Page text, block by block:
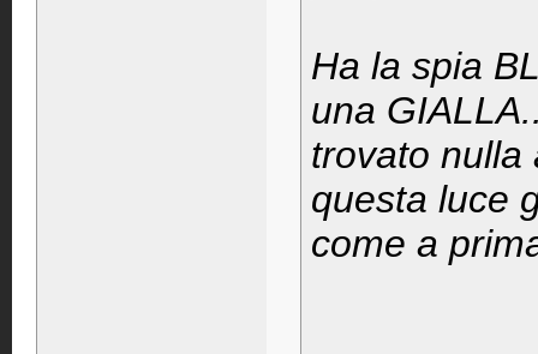
Ha la spia
una
trovato nulla
questa luce
come a